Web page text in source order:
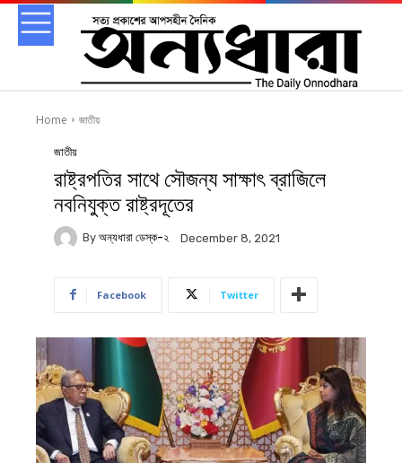
Home জাতীয়
জাতীয়
রাষ্ট্রপতির সাথে সৌজন্য সাক্ষাৎ ব্রাজিলে
নবনিযুক্ত রাষ্ট্রদূতের
By অন্যধারা ডেস্ক-২ December 8, 2021
Facebook Twitter